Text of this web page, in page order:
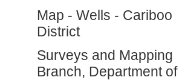
Map - Wells - Cariboo
District
Surveys and Mapping
Branch, Department of